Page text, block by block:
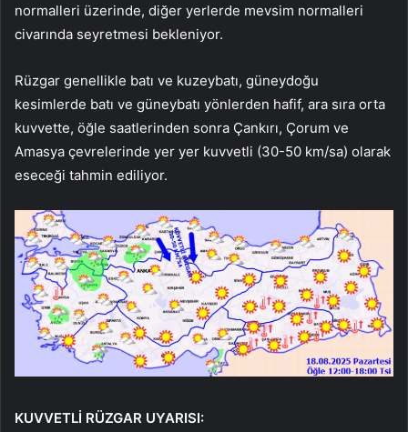
normalleri üzerinde, diğer yerlerde mevsim normalleri
civarında seyretmesi bekleniyor.
Rüzgar genellikle batı ve kuzeybatı, güneydoğu
kesimlerde batı ve güneybatı yönlerden hafif, ara sıra orta
kuvvette, öğle saatlerinden sonra Çankırı, Çorum ve
Amasya çevrelerinde yer yer kuvvetli (30-50 km/sa) olarak
eseceği tahmin ediliyor.
KUVVETLİ RÜZGAR UYARISI: